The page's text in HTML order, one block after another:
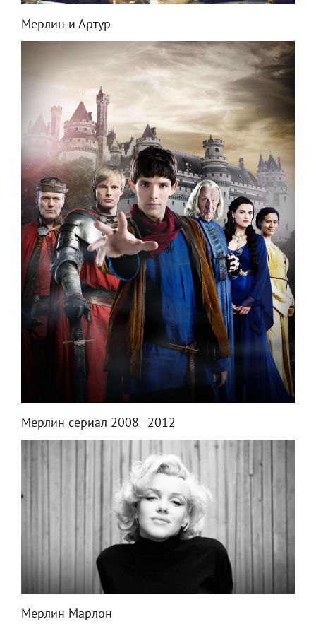
Мерлин и Артур
Мерлин сериал 2008–2012
Мерлин Марлон